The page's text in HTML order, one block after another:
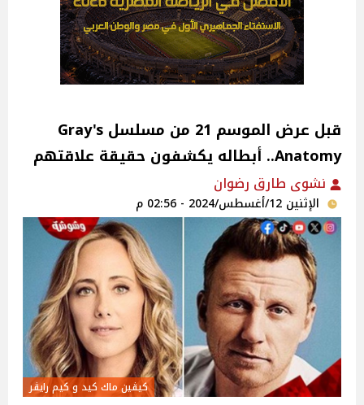
قبل عرض الموسم 21 من مسلسل Gray's
Anatomy.. أبطاله يكشفون حقيقة علاقتهم
نشوى طارق رضوان
الإثنين 12/أغسطس/2024 - 02:56 م
كيڤين ماك كيد و كيم رايڤر